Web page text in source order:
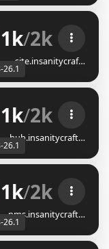
|| 1.8 - 26.1
| Skyblock
1k/2k
site.insanitycraf…
26.1
|| 1.8 - 26.1
| Skyblock
1k/2k
hub.insanitycraft…
26.1
|| 1.8 - 26.1
| Skyblock
1k/2k
pms.insanitycraft…
26.1